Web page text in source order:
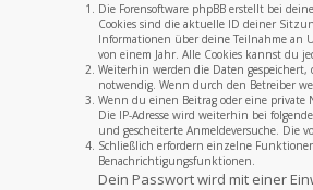
Die Forensoftware phpBB erstellt bei
Cookies sind die aktuelle ID deiner
Informationen über deine Teilnahme an
von einem Jahr. Alle Cookies kannst du
Weiterhin werden die Daten
notwendig. Wenn durch den Betreiber
Wenn du einen Beitrag oder eine private
Die IP-Adresse wird weiterhin bei
und gescheiterte Anmeldeversuche. Die
Schließlich erfordern einzelne
Benachrichtigungsfunktionen.
Dein Passwort wird mit einer